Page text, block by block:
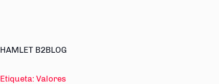
HAMLET B2BLOG
Etiqueta: Valores